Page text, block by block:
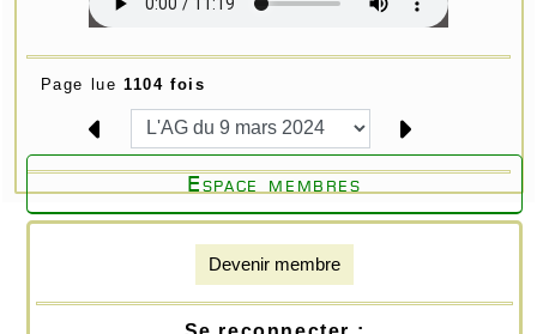
Page lue 1104 fois
Espace membres
Devenir membre